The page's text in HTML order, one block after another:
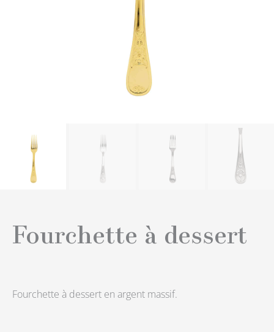
Fourchette à dessert
Fourchette à dessert en argent massif.